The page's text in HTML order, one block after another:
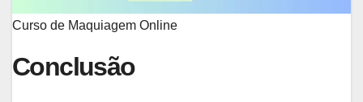
Curso de Maquiagem Online
Conclusão